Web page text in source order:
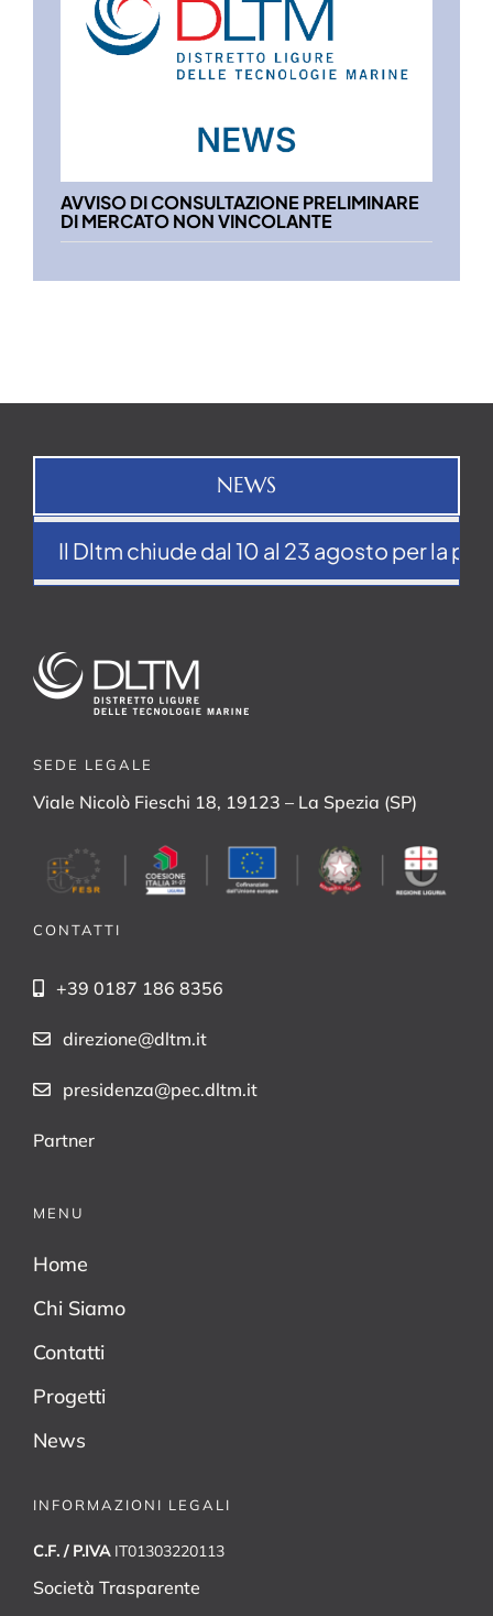
AVVISO DI CONSULTAZIONE PRELIMINARE
DI MERCATO NON VINCOLANTE
NEWS
Il Dltm chiude dal 10 al 23 agosto per la
SEDE LEGALE
Viale Nicolò Fieschi 18, 19123 – La Spezia (SP)
CONTATTI
+39 0187 186 8356
direzione@dltm.it
presidenza@pec.dltm.it
Partner
MENU
Home
Chi Siamo
Contatti
Progetti
News
INFORMAZIONI LEGALI
C.F. / P.IVA IT01303220113
Società Trasparente